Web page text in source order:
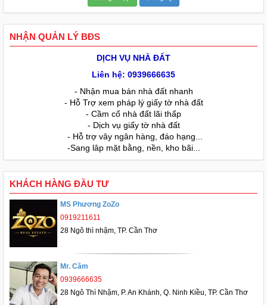
NHẬN QUẢN LÝ BĐS
DỊCH VỤ NHÀ ĐẤT
Liên hệ: 0939666635
- Nhận mua bán nhà đất nhanh
- Hỗ Trợ xem pháp lý giấy tờ nhà đất
- Cầm cố nhà đất lãi thấp
- Dịch vụ giấy tờ nhà đất
- Hỗ trợ vây ngân hàng, đáo hạng...
-Sang lâp mặt bằng, nền, kho bãi...
KHÁCH HÀNG ĐẦU TƯ
MS Phương ZoZo
0919211611
28 Ngô thì nhậm, TP. Cần Thơ
Mr. Cầm
0939666635
28 Ngô Thì Nhậm, P. An Khánh, Q. Ninh Kiều, TP. Cần Thơ